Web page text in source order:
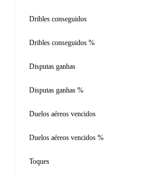
Dribles conseguidos
Dribles conseguidos %
Disputas ganhas
Disputas ganhas %
Duelos aéreos vencidos
Duelos aéreos vencidos %
Toques